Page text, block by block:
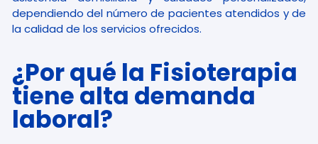
dependiendo del número de pacientes atendidos y de
la calidad de los servicios ofrecidos.
¿Por qué la Fisioterapia
tiene alta demanda
laboral?